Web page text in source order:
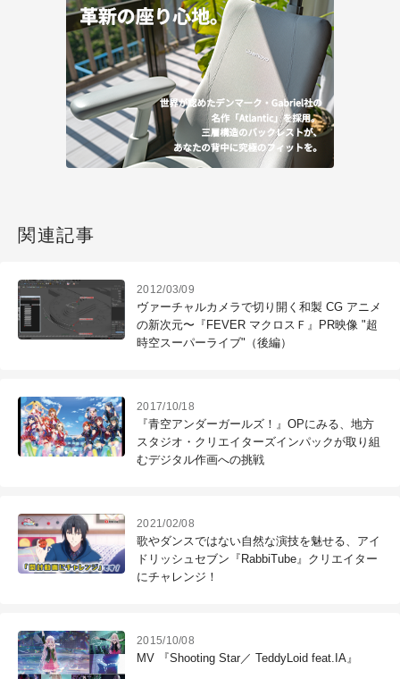
関連記事
2012/03/09
ヴァーチャルカメラで切り開く和製 CG アニメ
の新次元〜『FEVER マクロスＦ』PR映像 "超
時空スーパーライブ"（後編）
2017/10/18
『青空アンダーガールズ！』OPにみる、地方
スタジオ・クリエイターズインパックが取り組
むデジタル作画への挑戦
2021/02/08
歌やダンスではない自然な演技を魅せる、アイ
ドリッシュセブン『RabbiTube』クリエイター
にチャレンジ！
2015/10/08
MV 『Shooting Star／ TeddyLoid feat.IA』